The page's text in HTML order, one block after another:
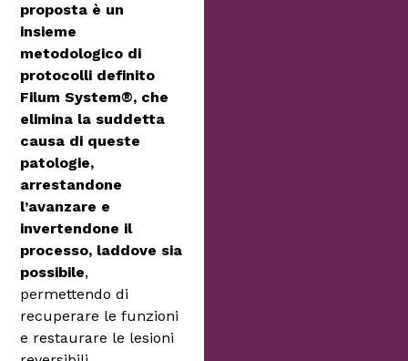
proposta è un
insieme
metodologico di
protocolli definito
Filum System®, che
elimina la suddetta
causa di queste
patologie,
arrestandone
l’avanzare e
invertendone il
processo, laddove sia
possibile,
permettendo di
recuperare le funzioni
e restaurare le lesioni